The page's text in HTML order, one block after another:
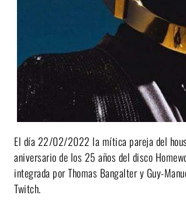
El día 22/02/2022 la mítica pareja del
aniversario de los 25 años del disco
integrada por Thomas Bangalter y Guy-
Twitch.